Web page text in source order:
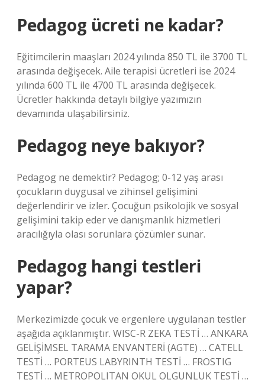
Pedagog ücreti ne kadar?
Eğitimcilerin maaşları 2024 yılında 850 TL ile 3700 TL
arasında değişecek. Aile terapisi ücretleri ise 2024
yılında 600 TL ile 4700 TL arasında değişecek.
Ücretler hakkında detaylı bilgiye yazımızın
devamında ulaşabilirsiniz.
Pedagog neye bakıyor?
Pedagog ne demektir? Pedagog; 0-12 yaş arası
çocukların duygusal ve zihinsel gelişimini
değerlendirir ve izler. Çocuğun psikolojik ve sosyal
gelişimini takip eder ve danışmanlık hizmetleri
aracılığıyla olası sorunlara çözümler sunar.
Pedagog hangi testleri
yapar?
Merkezimizde çocuk ve ergenlere uygulanan testler
aşağıda açıklanmıştır. WISC-R ZEKA TESTİ … ANKARA
GELİŞİMSEL TARAMA ENVANTERİ (AGTE) … CATELL
TESTİ … PORTEUS LABYRINTH TESTİ … FROSTIG
TESTİ … METROPOLITAN OKUL OLGUNLUK TESTİ …